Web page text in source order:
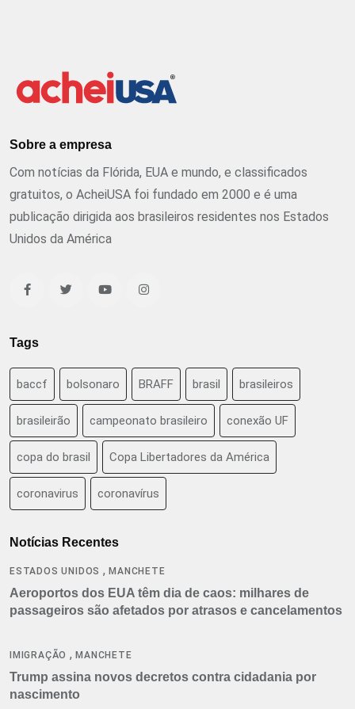
Sobre a empresa
Com notícias da Flórida, EUA e mundo, e classificados
gratuitos, o AcheiUSA foi fundado em 2000 e é uma
publicação dirigida aos brasileiros residentes nos Estados
Unidos da América
Tags
baccf bolsonaro BRAFF brasil brasileiros
brasileirão campeonato brasileiro conexão UF
copa do brasil Copa Libertadores da América
coronavirus coronavírus
Notícias Recentes
ESTADOS UNIDOS ,MANCHETE
Aeroportos dos EUA têm dia de caos: milhares de
passageiros são afetados por atrasos e cancelamentos
IMIGRAÇÃO ,MANCHETE
Trump assina novos decretos contra cidadania por
nascimento